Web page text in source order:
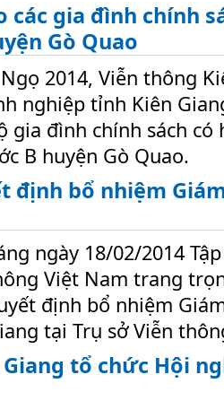
các gia đình chính
Gò Quao
2014, Viễn thông
nghiệp tỉnh Kiên
gia đình chính sách có
B huyện Gò Quao.
định bổ nhiệm
ngày 18/02/2014
Việt Nam trang
định bổ nhiệm
tại Trụ sở Viễn
tổ chức Hội